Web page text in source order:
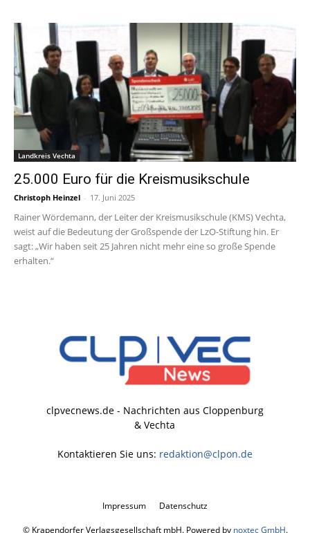
Landkreis Vechta
25.000 Euro für die Kreismusikschule
Christoph Heinzel - 17. Juni 2025
Rainer Wördemann, der Leiter der Kreismusikschule (KMS) Vechta,
weist auf die Bedeutung der Großspende der LzO-Stiftung hin. Er
sagt: „Wir haben seit 25 Jahren nicht mehr eine so große Spende
erhalten.“
clpvecnews.de - Nachrichten aus Cloppenburg
& Vechta
Kontaktieren Sie uns: redaktion@clpon.de
Impressum Datenschutz
© Krapendorfer Verlagsgesellschaft mbH. Powered by noxtec GmbH.